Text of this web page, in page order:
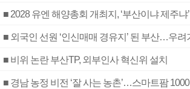
■ 2028 유엔 해양총회 개최지, ‘부산이냐 제주냐
■ 외국인 선원 ‘인신매매 경유지’ 된 부산…우려
■ 비위 논란 부산TP, 외부인사 혁신위 설치
■ 경남 농정 비전 ‘잘 사는 농촌’…스마트팜